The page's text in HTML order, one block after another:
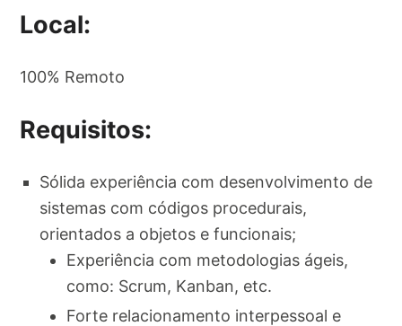
Local:
100% Remoto
Requisitos:
Sólida experiência com desenvolvimento de
sistemas com códigos procedurais,
orientados a objetos e funcionais;
Experiência com metodologias ágeis,
como: Scrum, Kanban, etc.
Forte relacionamento interpessoal e